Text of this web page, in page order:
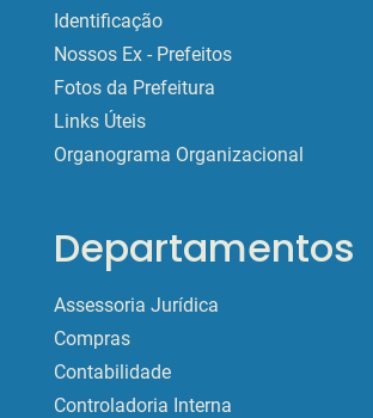
Identificação
Nossos Ex - Prefeitos
Fotos da Prefeitura
Links Úteis
Organograma Organizacional
Departamentos
Assessoria Jurídica
Compras
Contabilidade
Controladoria Interna